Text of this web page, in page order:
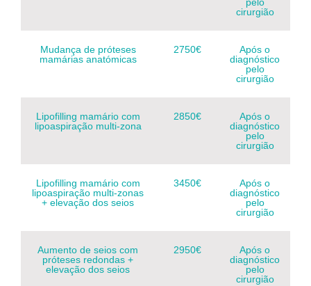
cirurgião
Mudança de próteses
mamárias anatómicas
2750€
Após o
diagnóstico
pelo
cirurgião
Lipofilling mamário com
lipoaspiração multi-zona
2850€
Após o
diagnóstico
pelo
cirurgião
Lipofilling mamário com
lipoaspiração multi-zonas
+ elevação dos seios
3450€
Após o
diagnóstico
pelo
cirurgião
Aumento de seios com
próteses redondas +
elevação dos seios
2950€
Após o
diagnóstico
pelo
cirurgião